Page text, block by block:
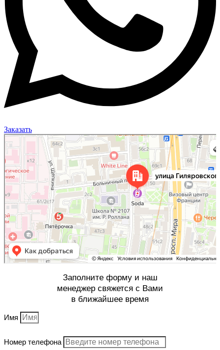
Заказать
Москва
Улица Гиляровского, 50 на карте Москвы, ближайшее метро Проспект Мира —
Заполните форму и наш
менеджер свяжется с Вами
в ближайшее время
Имя
Номер телефона